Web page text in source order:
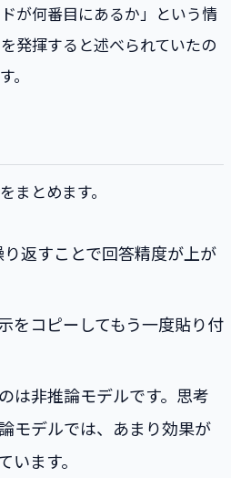
が何番目にあるか」という情
発揮すると述べられていたの
。
まとめます。
返すことで回答精度が上が
をコピーしてもう一度貼り付
は非推論モデルです。思考
モデルでは、あまり効果が
います。